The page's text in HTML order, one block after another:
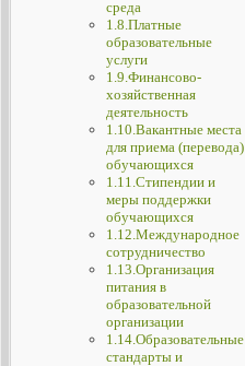
среда
1.8.Платные
образовательные
услуги
1.9.Финансово-
хозяйственная
деятельность
1.10.Вакантные места
для приема (перевода)
обучающихся
1.11.Стипендии и
меры поддержки
обучающихся
1.12.Международное
сотрудничество
1.13.Организация
питания в
образовательной
организации
1.14.Образовательные
стандарты и